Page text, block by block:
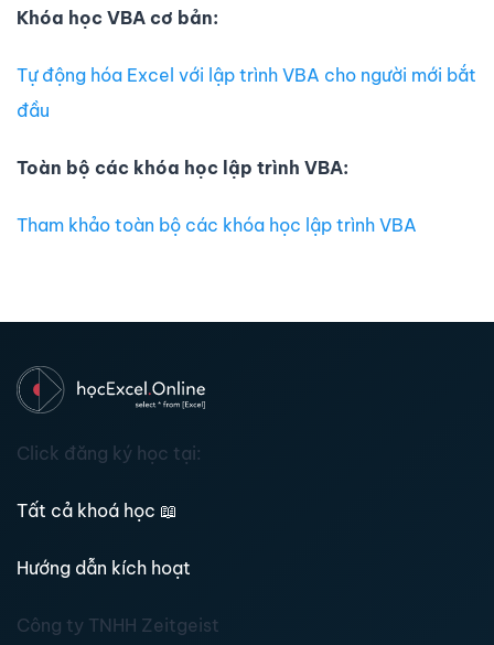
Khóa học VBA cơ bản:
Tự động hóa Excel với lập trình VBA cho người mới bắt
đầu
Toàn bộ các khóa học lập trình VBA:
Tham khảo toàn bộ các khóa học lập trình VBA
Click đăng ký học tại:
Tất cả khoá học 📖
Hướng dẫn kích hoạt
Công ty TNHH Zeitgeist